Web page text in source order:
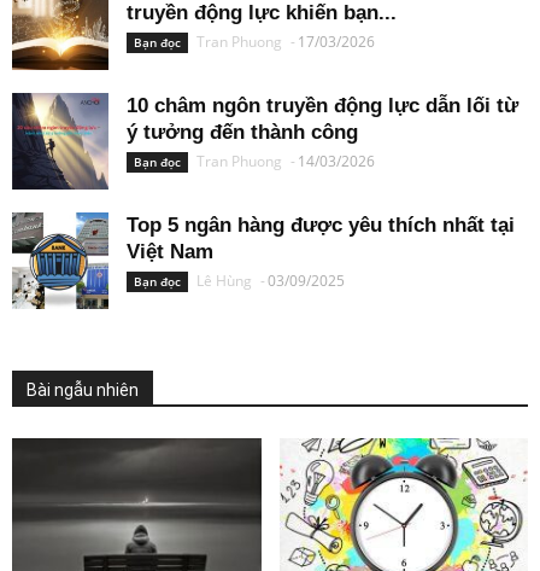
truyền động lực khiến bạn...
Bạn đọc Tran Phuong - 17/03/2026
10 châm ngôn truyền động lực dẫn lối từ
ý tưởng đến thành công
Bạn đọc Tran Phuong - 14/03/2026
Top 5 ngân hàng được yêu thích nhất tại
Việt Nam
Bạn đọc Lê Hùng -03/09/2025
Bài ngẫu nhiên